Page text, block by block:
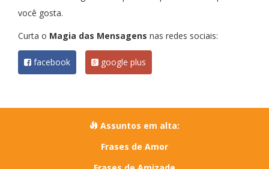
você gosta.
Curta o Magia das Mensagens nas redes sociais:
facebook google plus
Assuntos em alta:
Frases de Amor